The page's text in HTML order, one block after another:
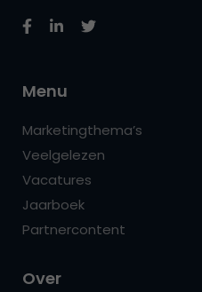
Menu
Marketingthema’s
Veelgelezen
Vacatures
Jaarboek
Partnercontent
Over